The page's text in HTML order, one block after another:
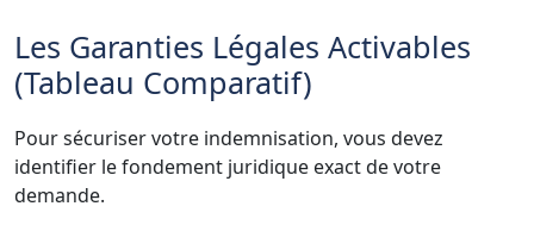
Les Garanties Légales Activables
(Tableau Comparatif)
Pour sécuriser votre indemnisation, vous devez
identifier le fondement juridique exact de votre
demande.